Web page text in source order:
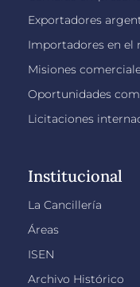
Exportadores
Importadores en el
Misiones
Oportunidades
Licitaciones
Institucional
La Cancillería
Áreas
ISEN
Archivo Histórico